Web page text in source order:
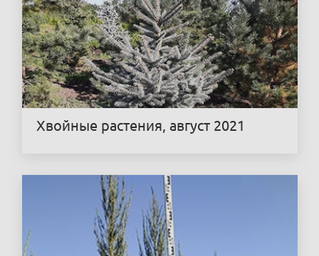
Хвойные растения, август 2021